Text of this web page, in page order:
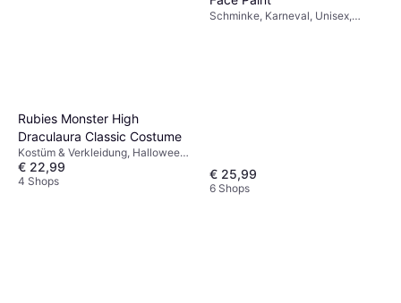
Rubies Monster High
Draculaura Classic Costume
Kostüm & Verkleidung, Halloween,
Tiere, Monster
€ 22,99
4 Shops
Schminke, Karneval, Unisex,
€ 25,99
6 Shops